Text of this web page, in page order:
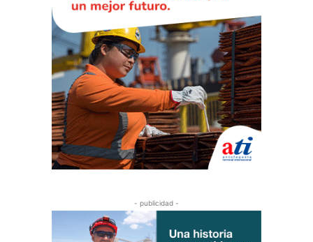
- publicidad -